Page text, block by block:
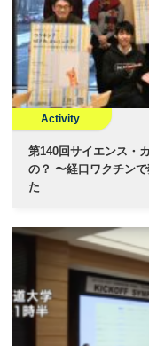
Activity
第140回サイエンス・
の？ 〜経口ワクチン
た